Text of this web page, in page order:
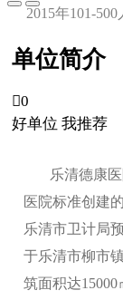
2015年101-500
单位简介
0
好单位 我推荐
乐清德康
医院标准创建
乐清市卫计局
于乐清市柳市
筑面积达